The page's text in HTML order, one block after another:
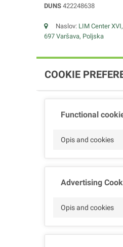
DUNS 422248638
Naslov: LIM Center
697 Varšava, Poljska
COOKIE
Functional
Opis and cookies
Advertising
Opis and cookies